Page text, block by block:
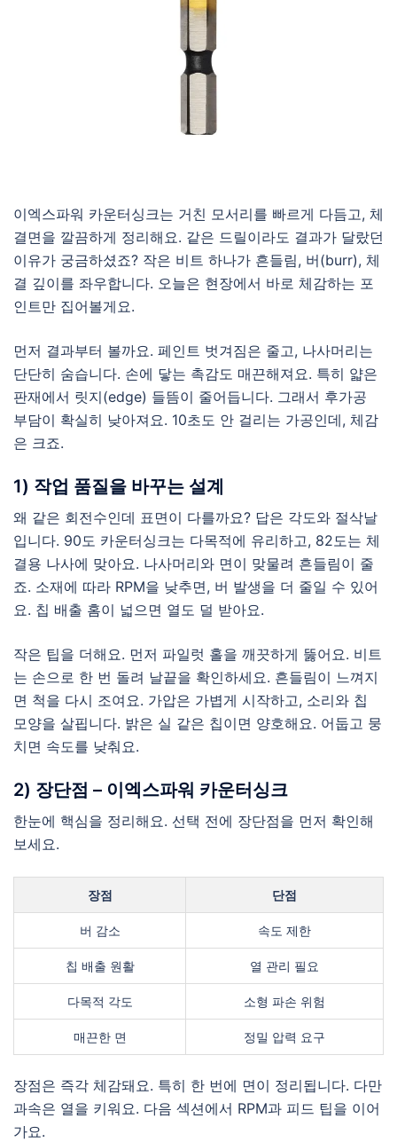
이엑스파워 카운터싱크는 거친 모서리를 빠르게 다듬고, 체
결면을 깔끔하게 정리해요. 같은 드릴이라도 결과가 달랐던
이유가 궁금하셨죠? 작은 비트 하나가 흔들림, 버(burr), 체
결 깊이를 좌우합니다. 오늘은 현장에서 바로 체감하는 포
인트만 집어볼게요.
먼저 결과부터 볼까요. 페인트 벗겨짐은 줄고, 나사머리는
단단히 숨습니다. 손에 닿는 촉감도 매끈해져요. 특히 얇은
판재에서 릿지(edge) 들뜸이 줄어듭니다. 그래서 후가공
부담이 확실히 낮아져요. 10초도 안 걸리는 가공인데, 체감
은 크죠.
1) 작업 품질을 바꾸는 설계
왜 같은 회전수인데 표면이 다를까요? 답은 각도와 절삭날
입니다. 90도 카운터싱크는 다목적에 유리하고, 82도는 체
결용 나사에 맞아요. 나사머리와 면이 맞물려 흔들림이 줄
죠. 소재에 따라 RPM을 낮추면, 버 발생을 더 줄일 수 있어
요. 칩 배출 홈이 넓으면 열도 덜 받아요.
작은 팁을 더해요. 먼저 파일럿 홀을 깨끗하게 뚫어요. 비트
는 손으로 한 번 돌려 날끝을 확인하세요. 흔들림이 느껴지
면 척을 다시 조여요. 가압은 가볍게 시작하고, 소리와 칩
모양을 살핍니다. 밝은 실 같은 칩이면 양호해요. 어둡고 뭉
치면 속도를 낮춰요.
2) 장단점 – 이엑스파워 카운터싱크
한눈에 핵심을 정리해요. 선택 전에 장단점을 먼저 확인해
보세요.
장점 단점
버 감소 속도 제한
칩 배출 원활 열 관리 필요
다목적 각도 소형 파손 위험
매끈한 면 정밀 압력 요구
장점은 즉각 체감돼요. 특히 한 번에 면이 정리됩니다. 다만
과속은 열을 키워요. 다음 섹션에서 RPM과 피드 팁을 이어
가요.